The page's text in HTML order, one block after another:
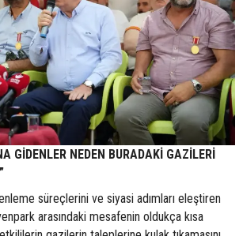
GİDENLER NEDEN BURADAKİ GAZİLERİ
süreçlerini ve siyasi adımları eleştiren
arasındaki mesafenin oldukça kısa